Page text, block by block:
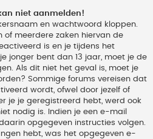
niet aanmelden!
en wachtwoord kloppen.
of meerdere zaken hiervan de
is en je tijdens het
jonger bent dan 13 jaar, moet je de
Als dit niet het geval is, moet je
Sommige forums vereisen dat
wordt, ofwel door jezelf of
je je geregistreerd hebt, werd ook
nodig is. Indien je een e-mail
opgegeven instructies volgen.
hebt, was het opgegeven e-